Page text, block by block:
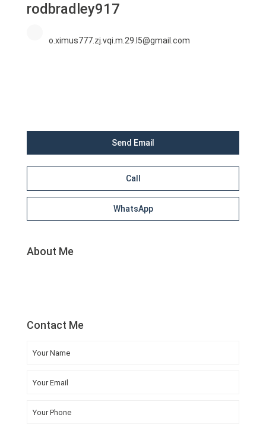
rodbradley917
o.ximus777.zj.vqi.m.29.l5@gmail.com
Send Email
Call
WhatsApp
About Me
Contact Me